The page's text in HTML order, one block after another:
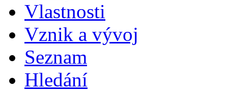
Vlastnosti
Vznik a vývoj
Seznam
Hledání